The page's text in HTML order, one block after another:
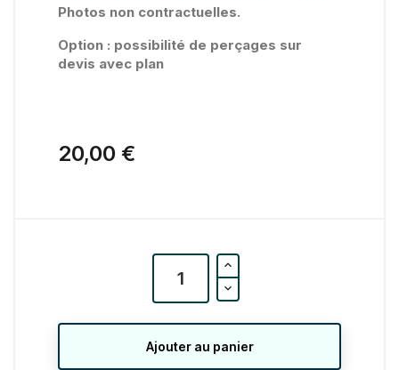
Photos non contractuelles.
Option : possibilité de perçages sur
devis avec plan
20,00 €
Ajouter au panier